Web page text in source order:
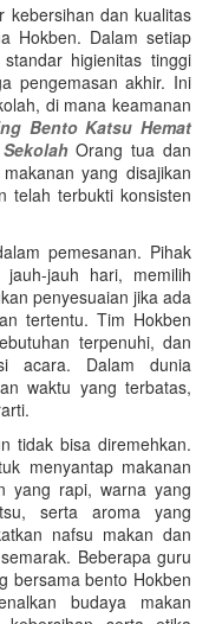
kebersihan dan kualitas
Hokben. Dalam setiap
higienitas tinggi
pengemasan akhir. Ini
di mana keamanan
Bento Katsu Hemat
Orang tua dan
yang disajikan
telah terbukti konsisten
pemesanan. Pihak
jauh hari, memilih
penyesuaian jika ada
tertentu. Tim Hokben
terpenuhi, dan
acara. Dalam dunia
waktu yang terbatas,
tidak bisa diremehkan.
menyantap makanan
yang rapi, warna yang
serta aroma yang
nafsu makan dan
Beberapa guru
bersama bento Hokben
budaya makan